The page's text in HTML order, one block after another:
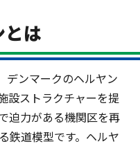
は
デンマークのヘルヤン
設ストラクチャーを提
迫力がある機関区を再
鉄道模型です。ヘルヤ